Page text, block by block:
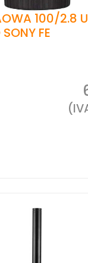
100/2.8
FE